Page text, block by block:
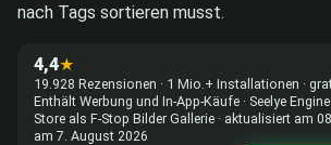
nach Tags sortieren musst.
4,4★
19.928 Rezensionen · 1 Mio.+ Installationen ·
Enthält Werbung und In-App-Käufe · Seelye
Store als F-Stop Bilder Gallerie · aktualisiert am
am 7. August 2026